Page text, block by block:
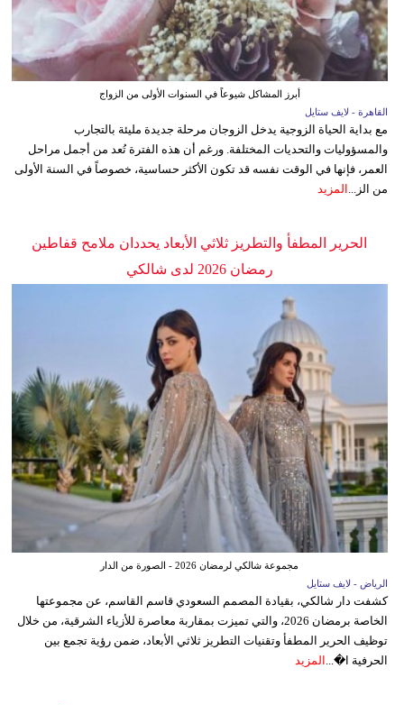
أبرز المشاكل شيوعاً في السنوات الأولى من الزواج
القاهرة - لايف ستايل
مع بداية الحياة الزوجية يدخل الزوجان مرحلة جديدة مليئة بالتجارب
والمسؤوليات والتحديات المختلفة. ورغم أن هذه الفترة تُعد من أجمل مراحل
العمر، فإنها في الوقت نفسه قد تكون الأكثر حساسية، خصوصاً في السنة الأولى
من الز...
المزيد
الحرير المطفأ والتطريز ثلاثي الأبعاد يحددان ملامح قفاطين
رمضان 2026 لدى شالكي
مجموعة شالكي لرمضان 2026 - الصورة من الدار
الرياض - لايف ستايل
كشفت دار شالكي، بقيادة المصمم السعودي قاسم القاسم، عن مجموعتها
الخاصة برمضان 2026، والتي تميزت بمقاربة معاصرة للأزياء الشرقية، من خلال
توظيف الحرير المطفأ وتقنيات التطريز ثلاثي الأبعاد، ضمن رؤية تجمع بين
الحرفية ا�... المزيد